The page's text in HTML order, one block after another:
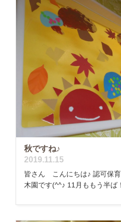
秋ですね♪
2019.11.15
皆さん こんにちは♪ 認可保
木園です(^^♪ 11月ももう半ば